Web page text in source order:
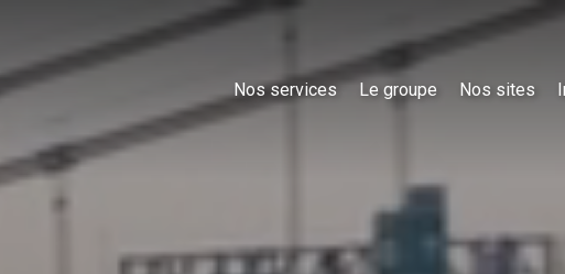
Nos services Le groupe Nos sites